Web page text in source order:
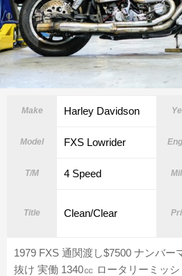
Make Harley Davidson
Model FXS Lowrider
T/M 4 Speed
Title Clean/Clear
1979 FXS 通関渡し$7500 ナンバー
抜け 実働 1340㏄ ロータリーミッシ